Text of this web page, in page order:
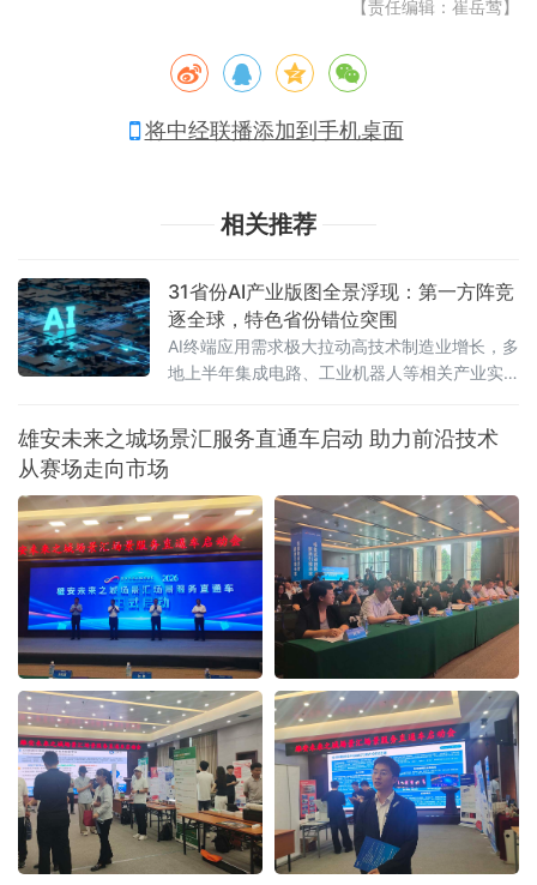
【责任编辑：崔岳莺】
将中经联播添加到手机桌面
相关推荐
31省份AI产业版图全景浮现：第一方阵竞
逐全球，特色省份错位突围
AI终端应用需求极大拉动高技术制造业增长，多
地上半年集成电路、工业机器人等相关产业实
梯度发展格局已然凸显——北京、上海、广东
居于“第一方阵”全链条发力，安徽、湖北等深耕
托清洁能源优势成为智算中心重要落子点。智
雄安未来之城场景汇服务直通车启动 助力前沿技术
从赛场走向市场